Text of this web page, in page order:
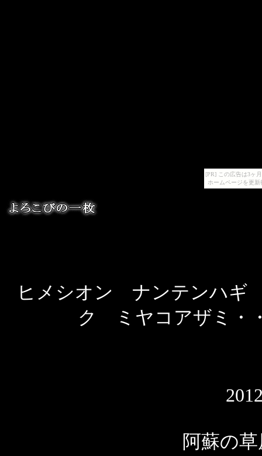
[PR] この広告は3ヶ
ホームページを更
ヒメシオン ナンテンハ
ク ミヤコアザミ
阿蘇の